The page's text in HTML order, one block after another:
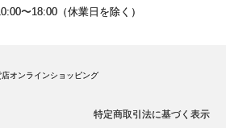
〜18:00（休業日を除く）
オンラインショッピング
特定商取引法に基づく表示